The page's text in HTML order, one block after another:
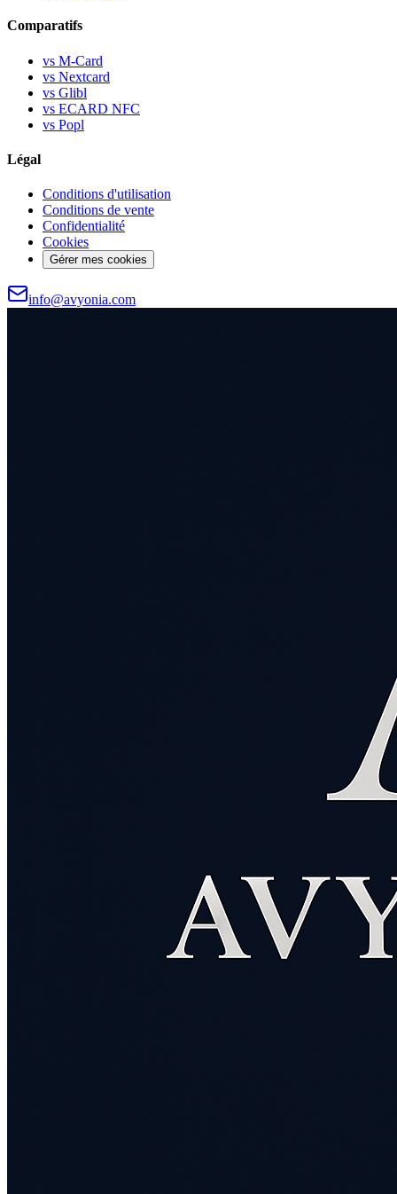
Comparatifs
vs M-Card
vs Nextcard
vs Glibl
vs ECARD NFC
vs Popl
Légal
Conditions d'utilisation
Conditions de vente
Confidentialité
Cookies
Gérer mes cookies
info@avyonia.com